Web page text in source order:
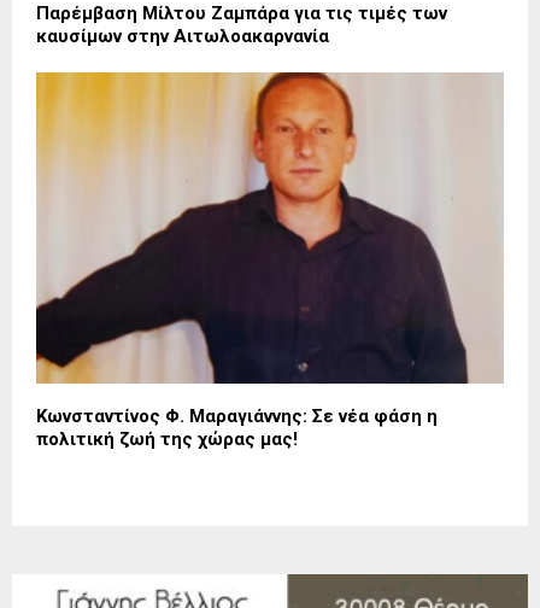
Παρέμβαση Μίλτου Ζαμπάρα για τις τιμές των
καυσίμων στην Αιτωλοακαρνανία
Κωνσταντίνος Φ. Μαραγιάννης: Σε νέα φάση η
πολιτική ζωή της χώρας μας!